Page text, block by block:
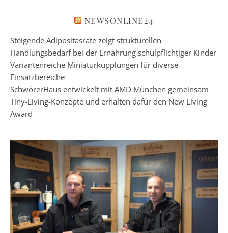
NEWSONLINE24
Steigende Adipositasrate zeigt strukturellen
Handlungsbedarf bei der Ernährung schulpflichtiger Kinder
Variantenreiche Miniaturkupplungen für diverse
Einsatzbereiche
SchwörerHaus entwickelt mit AMD München gemeinsam
Tiny-Living-Konzepte und erhalten dafür den New Living
Award